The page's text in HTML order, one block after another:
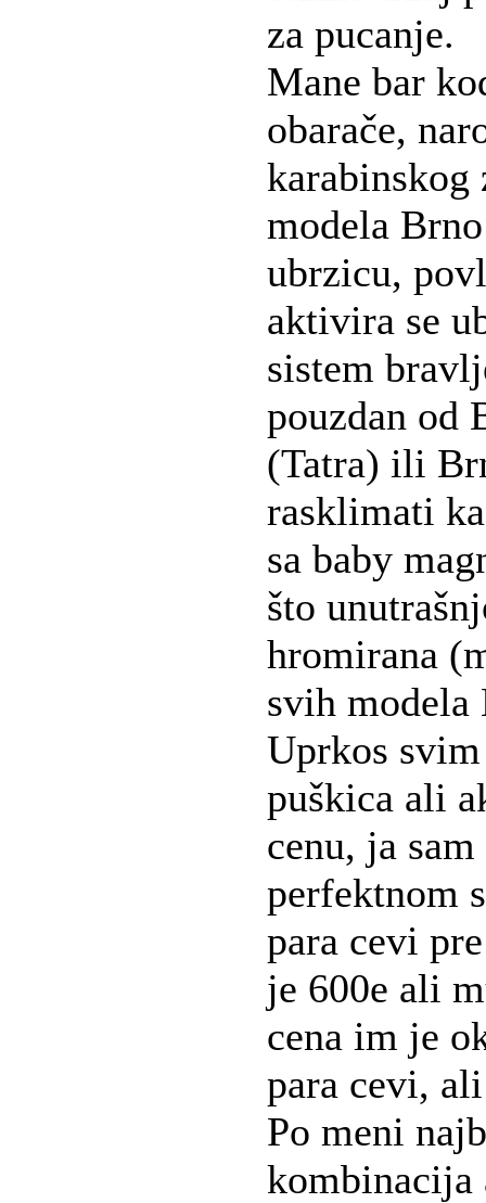
za pucanje.
Mane bar
obarače,
karabinskog
modela
ubrzicu,
aktivira se
sistem
pouzdan od
(Tatra) ili
rasklimati
sa baby
što
hromirana
svih modela
Uprkos
puškica ali
cenu, ja
perfektnom
para cevi
je 600e ali
cena im je
para cevi,
Po meni
kombinacija